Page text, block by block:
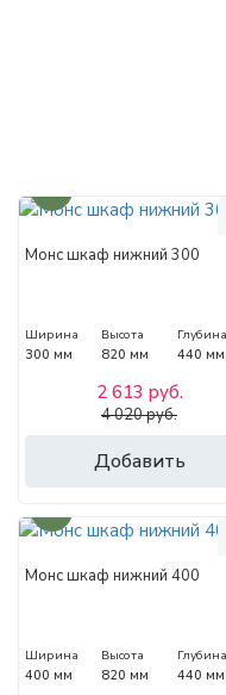
Монс шкаф нижний 300
Ширина
300 мм
Высота
820 мм
Глубина
440 мм
Добавить
2 613 руб.
4 020 руб.
Монс шкаф нижний 400
Ширина
400 мм
Высота
820 мм
Глубина
440 мм